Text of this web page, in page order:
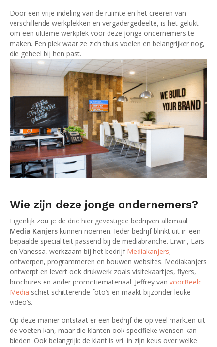
Door een vrije indeling van de ruimte en het creëren van
verschillende werkplekken en vergadergedeelte, is het gelukt
om een ultieme werkplek voor deze jonge ondernemers te
maken. Een plek waar ze zich thuis voelen en belangrijker nog,
die geheel bij hen past.
Wie zijn deze jonge ondernemers?
Eigenlijk zou je de drie hier gevestigde bedrijven allemaal
Media Kanjers kunnen noemen. Ieder bedrijf blinkt uit in een
bepaalde specialiteit passend bij de mediabranche. Erwin, Lars
en Vanessa, werkzaam bij het bedrijf Mediakanjers,
ontwerpen, programmeren en bouwen websites. Mediakanjers
ontwerpt en levert ook drukwerk zoals visitekaartjes, flyers,
brochures en ander promotiemateriaal. Jeffrey van voorBeeld
Media schiet schitterende foto’s en maakt bijzonder leuke
video’s.
Op deze manier ontstaat er een bedrijf die op veel markten uit
de voeten kan, maar die klanten ook specifieke wensen kan
bieden. Ook belangrijk: de klant is vrij in zijn keus over welke